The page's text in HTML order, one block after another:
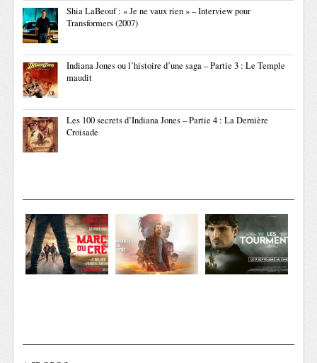
Shia LaBeouf : « Je ne vaux rien » – Interview pour
Transformers (2007)
Indiana Jones ou l’histoire d’une saga – Partie 3 : Le Temple
maudit
Les 100 secrets d’Indiana Jones – Partie 4 : La Dernière
Croisade